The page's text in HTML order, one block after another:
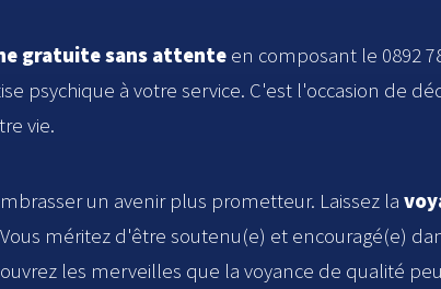
gratuite sans attenteen composant le 0892
psychique à votre service. C'est l'occasion de
vie.
un avenir plus prometteur. Laissez la
méritez d'être soutenu(e) et encouragé(e)
les merveilles que la voyance de qualité